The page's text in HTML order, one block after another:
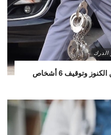
الدرك
وتوقيف 6 أشخاص